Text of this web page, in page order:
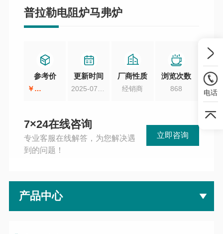
普拉勒电阻炉马弗炉
参考价
￥
更新时间 厂商性质
经销商
浏览次数
868
7×24在线咨询
专业客服在线解答，为您解决遇
到的问题！
立即咨询
产品中心
电话